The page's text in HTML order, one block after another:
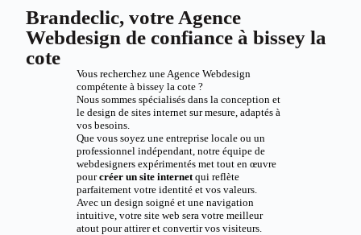
Brandeclic, votre Agence
Webdesign de confiance à bissey la
cote
Vous recherchez une Agence Webdesign
compétente à bissey la cote ?
Nous sommes spécialisés dans la conception et
le design de sites internet sur mesure, adaptés à
vos besoins.
Que vous soyez une entreprise locale ou un
professionnel indépendant, notre équipe de
webdesigners expérimentés met tout en œuvre
pourcréer un site internetqui reflète
parfaitement votre identité et vos valeurs.
Avec un design soigné et une navigation
intuitive, votre site web sera votre meilleur
atout pour attirer et convertir vos visiteurs.